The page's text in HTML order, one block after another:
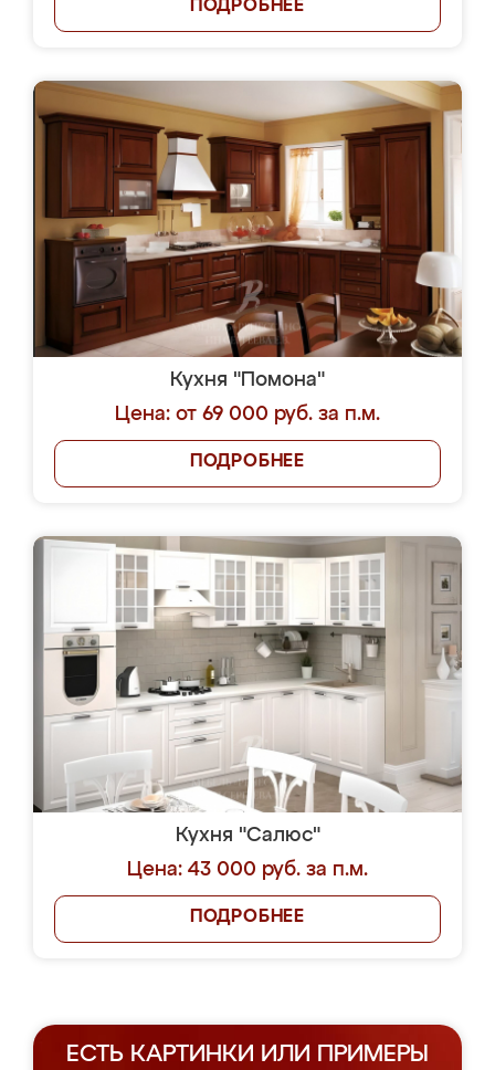
ПОДРОБНЕЕ
Кухня "Помона"
Цена: от 69 000 руб. за п.м.
ПОДРОБНЕЕ
Кухня "Салюс"
Цена: 43 000 руб. за п.м.
ПОДРОБНЕЕ
ЕСТЬ КАРТИНКИ ИЛИ ПРИМЕРЫ